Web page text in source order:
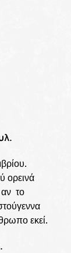
ορεινά
το
εκεί.